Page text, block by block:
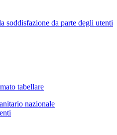
soddisfazione da parte degli utenti
tabellare
nazionale